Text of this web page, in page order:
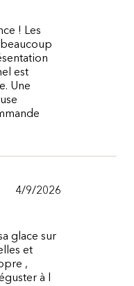
! Les
est
Une
4/9/2026
glace sur
et
,
à l